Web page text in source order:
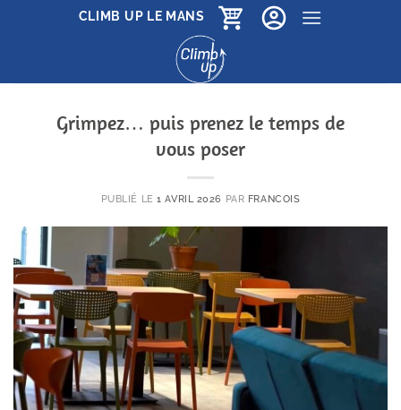
CLIMB UP LE MANS
Grimpez… puis prenez le temps de
vous poser
PUBLIÉ LE1 AVRIL 2026 PAR FRANCOIS